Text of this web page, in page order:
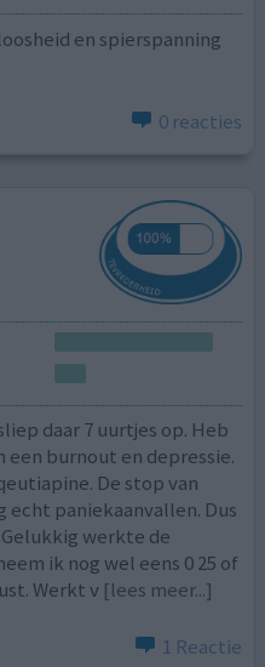
en spierspanning
0 reacties
daar 7 uurtjes op. Heb
burnout en depressie.
De stop van
echt paniekaanvallen. Dus
werkte de
ik nog wel eens 0 25 of
Werkt v [lees meer...]
1 Reactie